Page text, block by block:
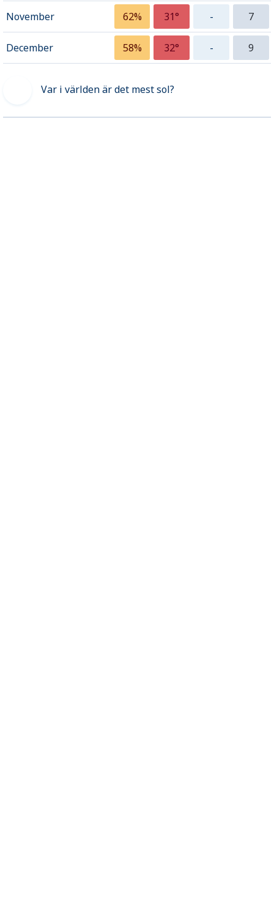
November 62% 31° - 7
December 58% 32° - 9
Var i världen är det mest sol?